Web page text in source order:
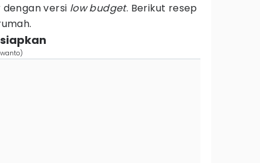
versi low budget. Berikut resep